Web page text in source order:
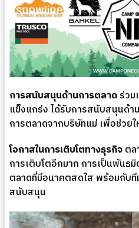
การสนับสนุนด้านการตลาดร่ว
แข็งแกร่ง ได้รับการสนับสนุนด้า
การตลาดจากบริษัทแม่ เพื่อช่วย
โอกาสในการเติบโตทางธุรกิจต
การเติบโตอีกมาก การเป็นพันธ
ตลาดที่มีอนาคตสดใส พร้อมกับที
สนับสนุน